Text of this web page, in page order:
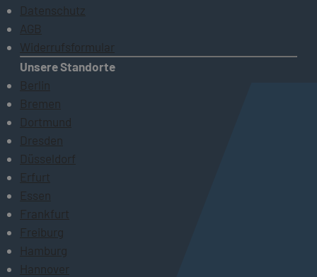
Datenschutz
AGB
Widerrufsformular
Unsere Standorte
Berlin
Bremen
Dortmund
Dresden
Düsseldorf
Erfurt
Essen
Frankfurt
Freiburg
Hamburg
Hannover